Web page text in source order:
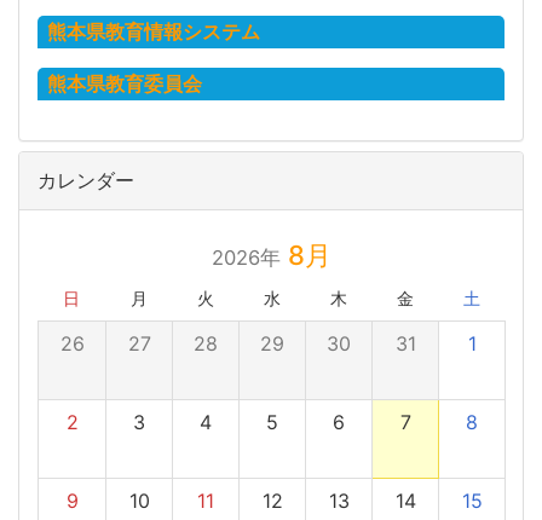
熊本県教育情報システム
熊本県教育委員会
カレンダー
2026年8月
日 月 火 水 木 金 土
26 27 28 29 30 31 1
2 3 4 5 6 7 8
9 10 11 12 13 14 15